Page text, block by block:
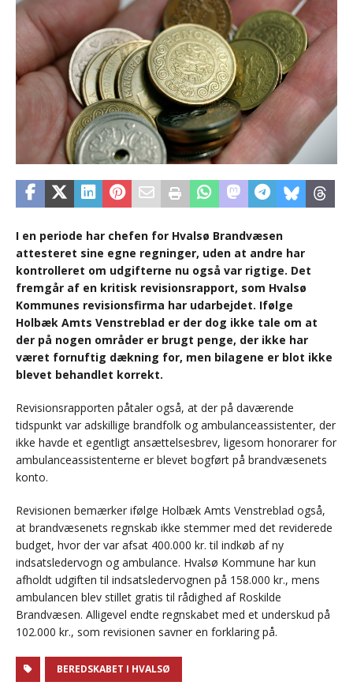
I en periode har chefen for Hvalsø Brandvæsen
attesteret sine egne regninger, uden at andre har
kontrolleret om udgifterne nu også var rigtige. Det
fremgår af en kritisk revisionsrapport, som Hvalsø
Kommunes revisionsfirma har udarbejdet. Ifølge
Holbæk Amts Venstreblad er der dog ikke tale om at
der på nogen områder er brugt penge, der ikke har
været fornuftig dækning for, men bilagene er blot ikke
blevet behandlet korrekt.
Revisionsrapporten påtaler også, at der på daværende
tidspunkt var adskillige brandfolk og ambulanceassistenter, der
ikke havde et egentligt ansættelsesbrev, ligesom honorarer for
ambulanceassistenterne er blevet bogført på brandvæsenets
konto.
Revisionen bemærker ifølge Holbæk Amts Venstreblad også,
at brandvæsenets regnskab ikke stemmer med det reviderede
budget, hvor der var afsat 400.000 kr. til indkøb af ny
indsatsledervogn og ambulance. Hvalsø Kommune har kun
afholdt udgiften til indsatsledervognen på 158.000 kr., mens
ambulancen blev stillet gratis til rådighed af Roskilde
Brandvæsen. Alligevel endte regnskabet med et underskud på
102.000 kr., som revisionen savner en forklaring på.
BEREDSKABET I HVALSØ